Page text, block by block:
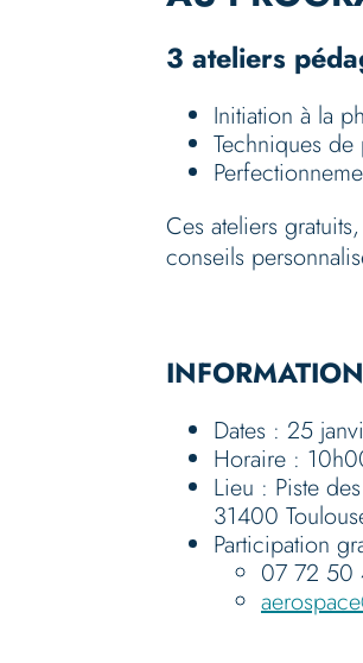
3 ateliers
Initiation à la
Techniques
Ces ateliers
conseils
Dates : 25
Horaire :
Lieu : Piste
31400
Participation
07 72 50